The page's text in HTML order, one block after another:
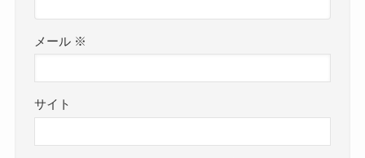
メール ※
サイト